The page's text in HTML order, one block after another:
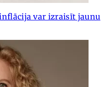
var izraisīt jaunu